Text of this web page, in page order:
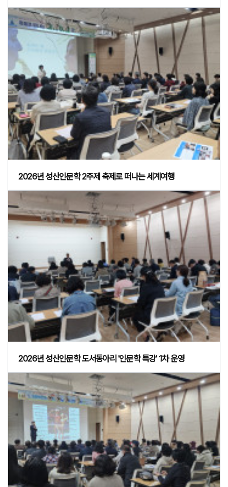
2026년 성산인문학 2주제 축제로 떠나는 세계여행
2026년 성산인문학 도서동아리 '인문학 특강' 1차 운영